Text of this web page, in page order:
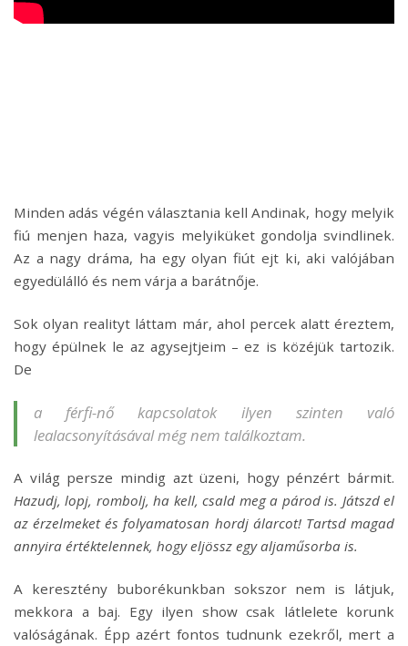
Minden adás végén választania kell Andinak, hogy melyik
fiú menjen haza, vagyis melyiküket gondolja svindlinek.
Az a nagy dráma, ha egy olyan fiút ejt ki, aki valójában
egyedülálló és nem várja a barátnője.
Sok olyan realityt láttam már, ahol percek alatt éreztem,
hogy épülnek le az agysejtjeim – ez is közéjük tartozik.
De
a férfi-nő kapcsolatok ilyen szinten való
lealacsonyításával még nem találkoztam.
A világ persze mindig azt üzeni, hogy pénzért bármit.
Hazudj, lopj, rombolj, ha kell, csald meg a párod is. Játszd el
az érzelmeket és folyamatosan hordj álarcot! Tartsd magad
annyira értéktelennek, hogy eljössz egy aljaműsorba is.
A keresztény buborékunkban sokszor nem is látjuk,
mekkora a baj. Egy ilyen show csak látlelete korunk
valóságának. Épp azért fontos tudnunk ezekről, mert a